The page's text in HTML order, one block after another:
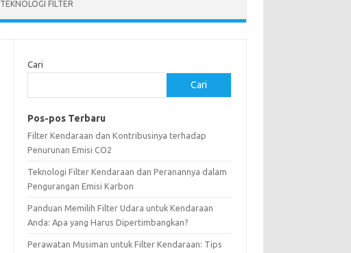
TEKNOLOGI FILTER
Cari
Cari
Pos-pos Terbaru
Filter Kendaraan dan Kontribusinya terhadap
Penurunan Emisi CO2
Teknologi Filter Kendaraan dan Peranannya dalam
Pengurangan Emisi Karbon
Panduan Memilih Filter Udara untuk Kendaraan
Anda: Apa yang Harus Dipertimbangkan?
Perawatan Musiman untuk Filter Kendaraan: Tips